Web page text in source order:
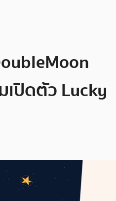
เปิดตัว Lucky